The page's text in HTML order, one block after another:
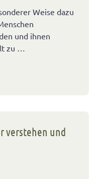
Weise dazu
und ihnen
zu …
verstehen und